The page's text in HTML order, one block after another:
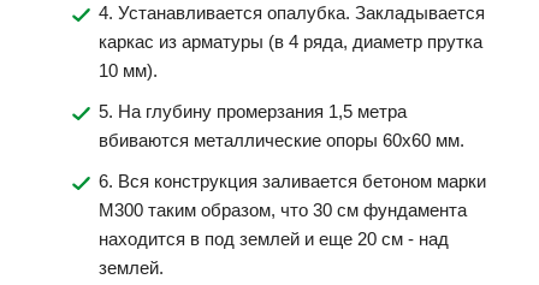
4. Устанавливается опалубка. Закладывается
каркас из арматуры (в 4 ряда, диаметр прутка
10 мм).
5. На глубину промерзания 1,5 метра
вбиваются металлические опоры 60х60 мм.
6. Вся конструкция заливается бетоном марки
М300 таким образом, что 30 см фундамента
находится в под землей и еще 20 см - над
землей.